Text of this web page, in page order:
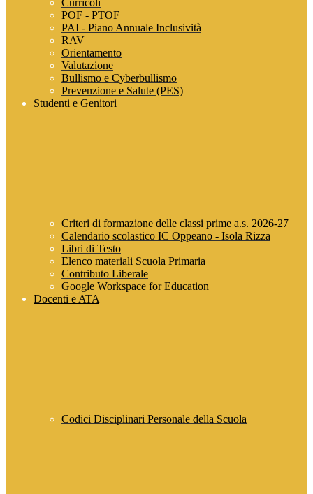
Curricoli
POF - PTOF
PAI - Piano Annuale Inclusività
RAV
Orientamento
Valutazione
Bullismo e Cyberbullismo
Prevenzione e Salute (PES)
Studenti e Genitori
Criteri di formazione delle classi prime a.s. 2026-27
Calendario scolastico IC Oppeano - Isola Rizza
Libri di Testo
Elenco materiali Scuola Primaria
Contributo Liberale
Google Workspace for Education
Docenti e ATA
Codici Disciplinari Personale della Scuola